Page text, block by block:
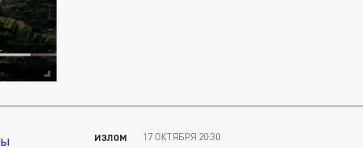
ИЗЛОМ 17 ОКТЯБРЯ 20:30